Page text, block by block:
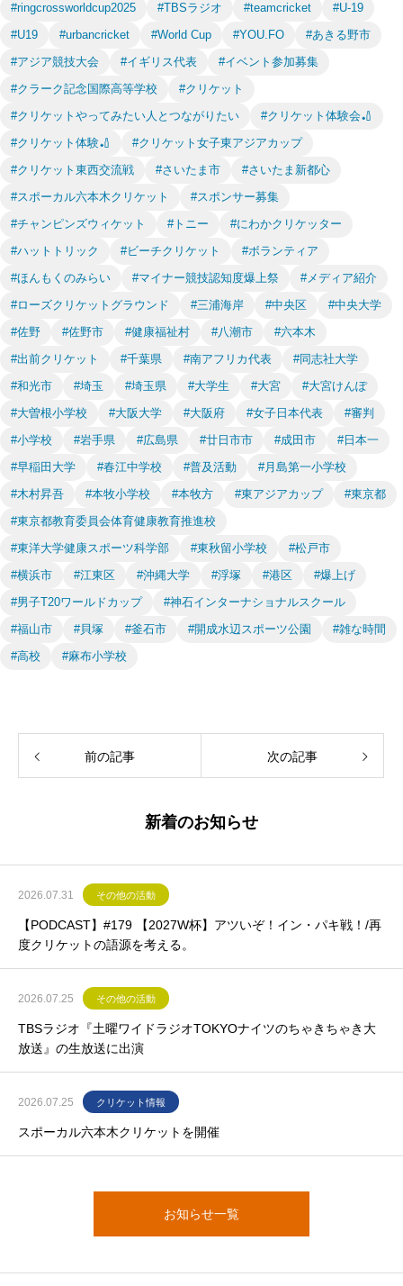
#ringcrossworldcup2025
#TBSラジオ #teamcricket
#U-19
#U19
#urbancricket #World Cup #YOU.FO
#あきる野市
#アジア競技大会
#イギリス代表
#イベント参加募集
#クラーク記念国際高等学校
#クリケット
#クリケットやってみたい人とつながりたい
#クリケット体験会🏏
#クリケット体験🏏
#クリケット女子東アジアカップ
#クリケット東西交流戦
#さいたま市
#さいたま新都心
#スポーカル六本木クリケット
#スポンサー募集
#チャンピンズウィケット
#トニー
#にわかクリケッター
#ハットトリック
#ビーチクリケット
#ボランティア
#ほんもくのみらい
#マイナー競技認知度爆上祭
#メディア紹介
#ローズクリケットグラウンド
#三浦海岸 #中央区
#中央大学
#佐野
#佐野市 #健康福祉村 #八潮市
#六本木
#出前クリケット
#千葉県 #南アフリカ代表
#同志社大学
#和光市
#埼玉 #埼玉県 #大学生 #大宮
#大宮けんぽ
#大曽根小学校
#大阪大学 #大阪府 #女子日本代表
#審判
#小学校
#岩手県 #広島県 #廿日市市 #成田市
#日本一
#早稲田大学
#春江中学校 #普及活動
#月島第一小学校
#木村昇吾
#本牧小学校 #本牧方 #東アジアカップ
#東京都
#東京都教育委員会体育健康教育推進校
#東洋大学健康スポーツ科学部
#東秋留小学校
#松戸市
#横浜市
#江東区 #沖縄大学 #浮塚 #港区
#爆上げ
#男子T20ワールドカップ
#神石インターナショナルスクール
#福山市
#貝塚 #釜石市 #開成水辺スポーツ公園
#雑な時間
#高校
#麻布小学校
前の記事 次の記事
新着のお知らせ
2026.07.31 その他の活動
【PODCAST】#179 【2027W杯】アツいぞ！イン・パキ戦！/再
度クリケットの語源を考える。
2026.07.25 その他の活動
TBSラジオ『土曜ワイドラジオTOKYOナイツのちゃきちゃき大
放送』の生放送に出演
2026.07.25 クリケット情報
スポーカル六本木クリケットを開催
お知らせ一覧